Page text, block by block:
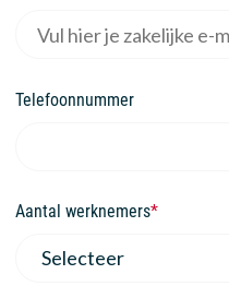
Telefoonnummer
Aantal werknemers*